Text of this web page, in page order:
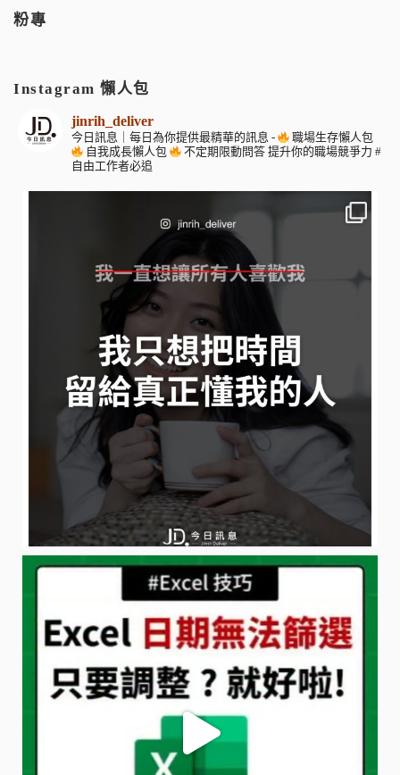
粉專
Instagram 懶人包
jinrih_deliver
今日訊息｜每日為你提供最精華的訊息 -
職場生存懶人包
自我成長懶人包
不定期限動問答 提升你的職場競爭力 #
自由工作者必追